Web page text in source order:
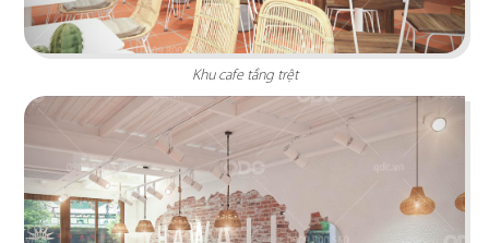
BẮC KIM THANG
Nhà hàng Bắc Kim Thang được thiết kế theo
phong cách Việt Nam dân gian đương đại...
Khu cafe tầng trệt